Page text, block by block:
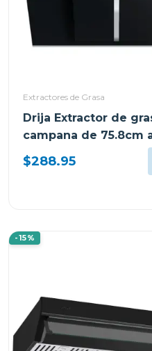
Extractores de Grasa
Drija Extractor de
campana de 75.8cm
negro triangolo
$288.95
-15%